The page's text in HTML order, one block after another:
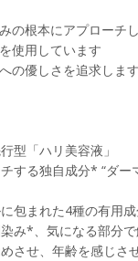
の根本にアプローチ
使用しています
の優しさを追求します
型「ハリ美容液」
する独自成分* “ダー
包まれた4種の有用
み*、気になる部分で
させ、年齢を感じさ